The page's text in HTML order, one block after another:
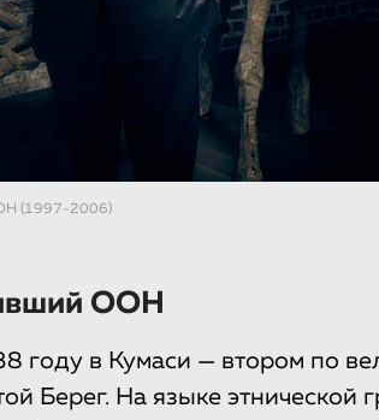
(1997-2006)
ООН
году в Кумаси — втором по
Берег. На языке этнической